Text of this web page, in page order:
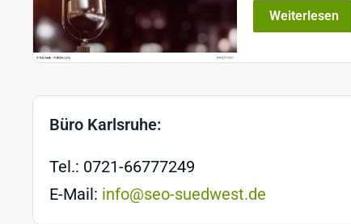
Weiterlesen
Büro Karlsruhe:
Tel.: 0721-66777249
E-Mail: info@seo-suedwest.de